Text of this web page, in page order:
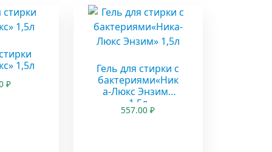
1,5л
₽
Гель для стирки с
бактериями«Ник
а-Люкс Энзим»
1,5л
557.00₽